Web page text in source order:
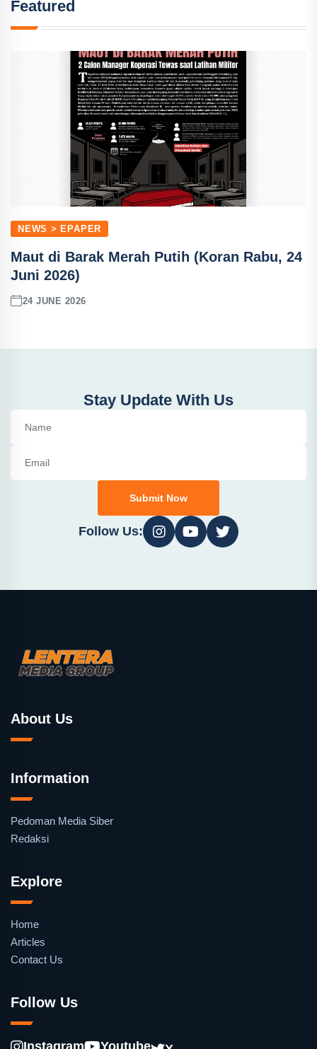
Featured
NEWS > EPAPER
Maut di Barak Merah Putih (Koran Rabu, 24
Juni 2026)
24 JUNE 2026
Stay Update With Us
Submit Now
Follow Us:
About Us
Information
Pedoman Media Siber
Redaksi
Explore
Home
Articles
Contact Us
Follow Us
Instagram Youtube